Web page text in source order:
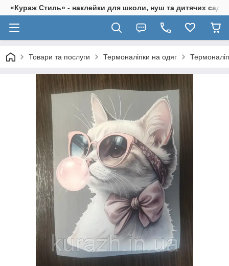
«Кураж Стиль» - наклейки для школи, нуш та дитячих
Товари та послуги Термоналіпки на одяг